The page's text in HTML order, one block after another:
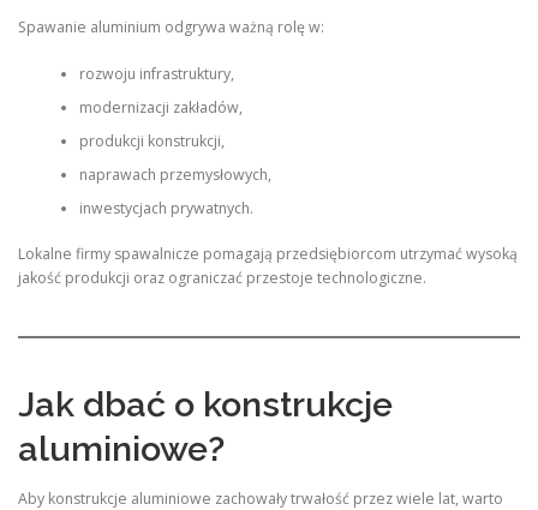
Spawanie aluminium odgrywa ważną rolę w:
rozwoju infrastruktury,
modernizacji zakładów,
produkcji konstrukcji,
naprawach przemysłowych,
inwestycjach prywatnych.
Lokalne firmy spawalnicze pomagają przedsiębiorcom utrzymać wysoką
jakość produkcji oraz ograniczać przestoje technologiczne.
Jak dbać o konstrukcje
aluminiowe?
Aby konstrukcje aluminiowe zachowały trwałość przez wiele lat, warto